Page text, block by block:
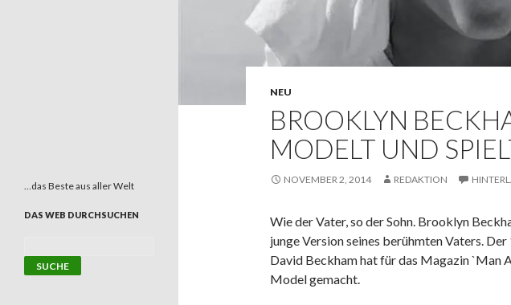
NEU
BROOKLYN
MODELT UND
NOVEMBER 2, 2014 REDAKTION
Wie der Vater, so der Sohn. Brooklyn
junge Version seines berühmten Vaters.
David Beckham hat für das Magazin `Man
Model gemacht.
…das Beste aus aller Welt
DAS WEB DURCHSUCHEN